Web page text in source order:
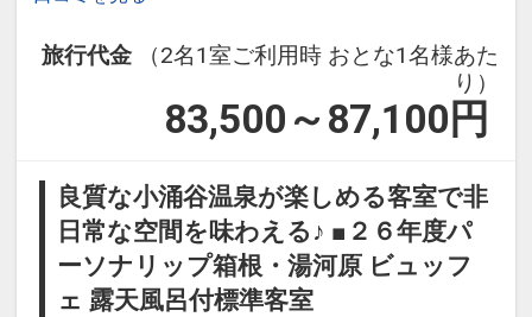
旅行代金
（2名1室ご利用時 おとな1名様あた
り）
83,500～87,100 円
良質な小涌谷温泉が楽しめる客室で非
日常な空間を味わえる♪ ■２６年度パ
ーソナリップ箱根・湯河原 ビュッフ
ェ 露天風呂付標準客室